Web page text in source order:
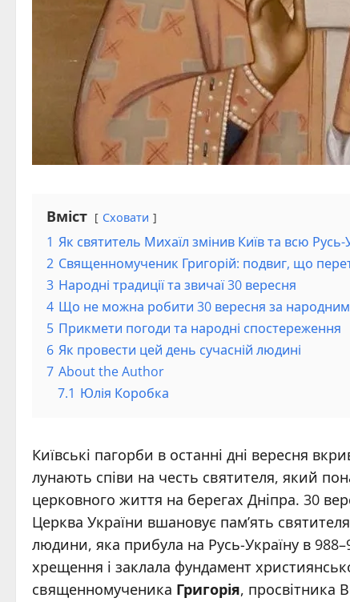
Вміст Сховати
1 Як святитель Михаїл змінив Київ та всю Русь-
2 Священномученик Григорій: подвиг, що
3 Народні традиції та звичаї 30 вересня
4 Що не можна робити 30 вересня за
5 Прикмети погоди та народні спостереження
6 Як провести цей день сучасній людині
7 About the Author
7.1 Юлія Коробка
Київські пагорби в останні дні вересня
лунають співи на честь святителя, який
церковного життя на берегах Дніпра. 30
Церква України вшановує пам’ять святителя
людини, яка прибула на Русь-Україну в
хрещення і заклала фундамент
священномученика Григорія, просвітника